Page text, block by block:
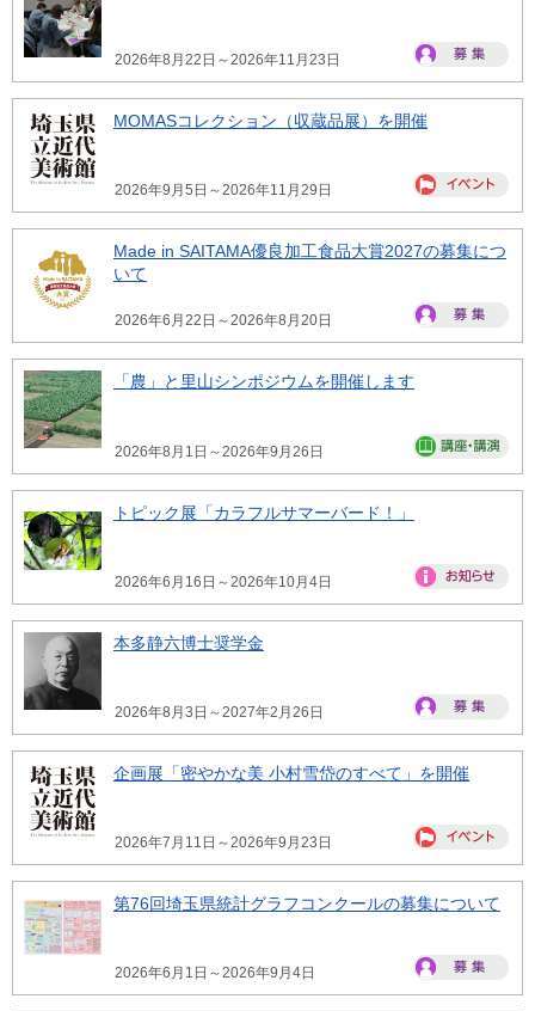
2026年8月22日～2026年11月23日
MOMASコレクション（収蔵品展）を開催
2026年9月5日～2026年11月29日
Made in SAITAMA優良加工食品大賞2027の募集につ
いて
2026年6月22日～2026年8月20日
「農」と里山シンポジウムを開催します
2026年8月1日～2026年9月26日
トピック展「カラフルサマーバード！」
2026年6月16日～2026年10月4日
本多静六博士奨学金
2026年8月3日～2027年2月26日
企画展「密やかな美 小村雪岱のすべて」を開催
2026年7月11日～2026年9月23日
第76回埼玉県統計グラフコンクールの募集について
2026年6月1日～2026年9月4日